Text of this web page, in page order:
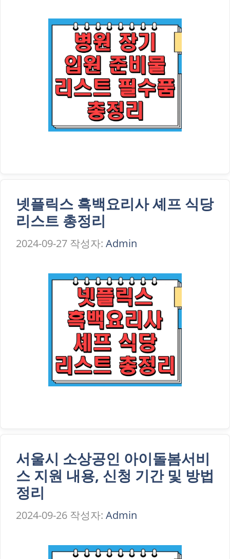
넷플릭스 흑백요리사 셰프 식당
리스트 총정리
2024-09-27 작성자: Admin
서울시 소상공인 아이돌봄서비
스 지원 내용, 신청 기간 및 방법
정리
2024-09-26 작성자: Admin